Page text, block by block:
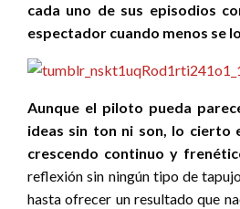
cada uno de sus episodios
espectador cuando menos se
Aunque el piloto pueda
ideas sin ton ni son, lo cierto
crescendo continuo y
reflexión sin ningún tipo de
hasta ofrecer un resultado que